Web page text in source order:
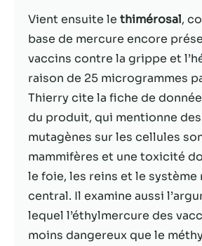
Vient ensuite le thimérosal,
base de mercure encore
vaccins contre la grippe et
raison de 25 microgrammes
Thierry cite la fiche de
du produit, qui mentionne
mutagènes sur les cellules
mammifères et une toxicité
le foie, les reins et le système
central. Il examine aussi
lequel l’éthylmercure des
moins dangereux que le
de
Si
ces
du
En